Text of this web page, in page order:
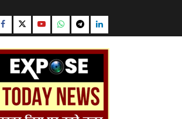
Facebook
TwitterYouTubeWhatsapp
TelegramLinkedin